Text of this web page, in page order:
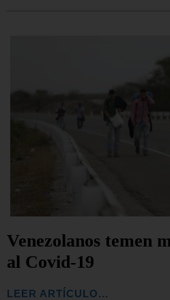
Venezolanos temen
al Covid-19
LEER ARTÍCULO...